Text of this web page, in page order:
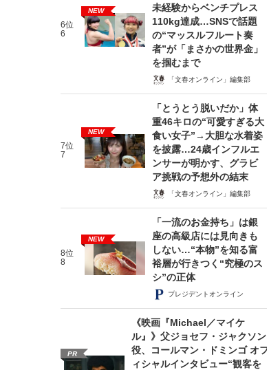
6位
6
NEW
未経験からベンチプレス
110kg達成…SNSで話題
の“マッスルフルート奏
者”が「まさかの世界金」
を掴むまで
「文春オンライン」編集部
7位
7
NEW
「とうとう脱いだか」体
重46キロの“可愛すぎる大
食い女子”→大胆な水着姿
を披露…24歳インフルエ
ンサーが明かす、グラビ
ア挑戦の予想外の結末
「文春オンライン」編集部
8位
8
NEW
「一流のお金持ち」は銀
座の高級店には見向きも
しない…“本物”を知る富
裕層が行きつく“究極のス
シ”の正体
プレジデントオンライン
PR
《映画『Michael／マイケ
ル』》父ジョセフ・ジャクソン
役、コールマン・ドミンゴ オフ
ィシャルインタビュー“観客を